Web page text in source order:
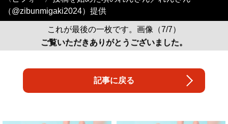
（@zibunmigaki2024）提供
これが最後の一枚です。画像（7/7）
ご覧いただきありがとうございました。
記事に戻る